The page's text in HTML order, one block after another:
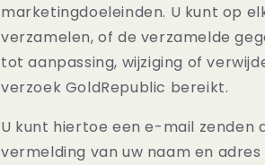
marketingdoeleinden. U kunt op
verzamelen, of de verzamelde
tot aanpassing, wijziging of
verzoek GoldRepublic bereikt.
U kunt hiertoe een e-mail zenden
vermelding van uw naam en